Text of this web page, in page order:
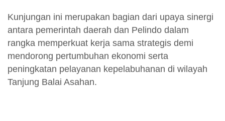
Kunjungan ini merupakan bagian dari upaya sinergi
antara pemerintah daerah dan Pelindo dalam
rangka memperkuat kerja sama strategis demi
mendorong pertumbuhan ekonomi serta
peningkatan pelayanan kepelabuhanan di wilayah
Tanjung Balai Asahan.